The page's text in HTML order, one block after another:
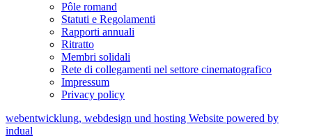
Pôle romand
Statuti e Regolamenti
Rapporti annuali
Ritratto
Membri solidali
Rete di collegamenti nel settore cinematografico
Impressum
Privacy policy
webentwicklung, webdesign und hosting Website powered by
indual